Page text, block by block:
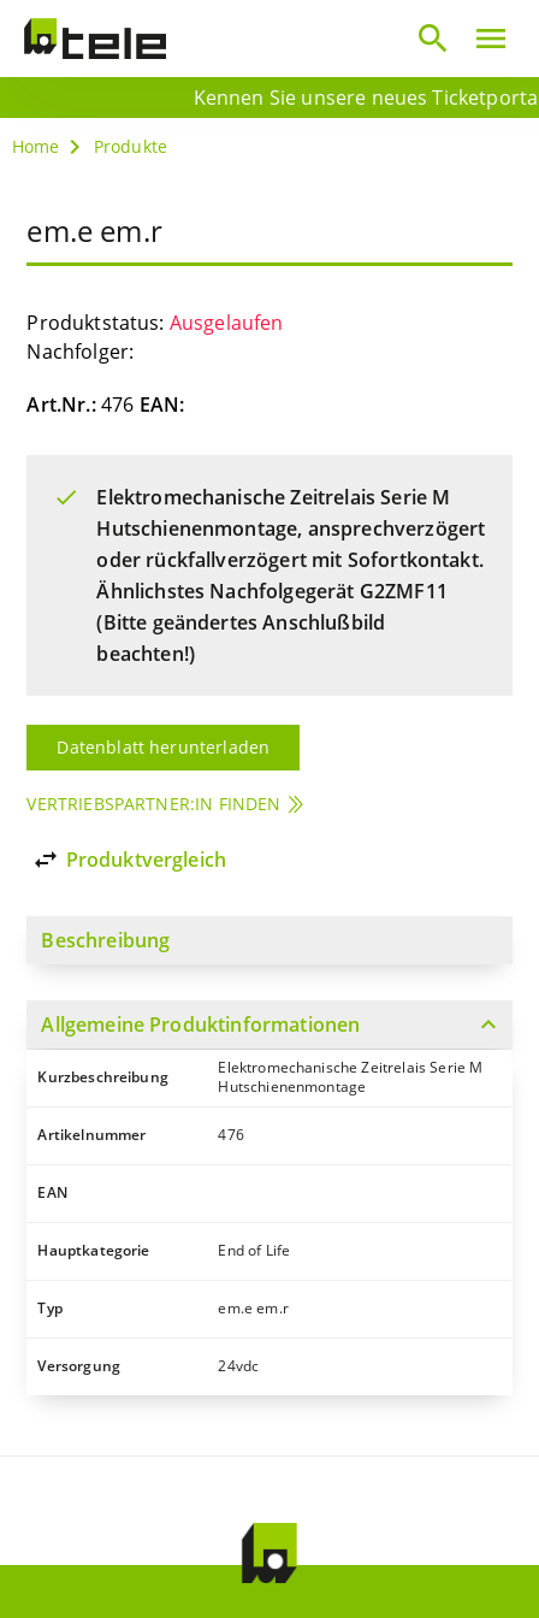
Kennen Sie unsere neues
menu
search
Home Produkte
em.e em.r
Produktstatus: Ausgelaufen
Nachfolger:
Art.Nr.:476 EAN:
Elektromechanische Zeitrelais Serie M
Hutschienenmontage, ansprechverzögert
oder rückfallverzögert mit Sofortkontakt.
Ähnlichstes Nachfolgegerät G2ZMF11
(Bitte geändertes Anschlußbild
beachten!)
Datenblatt herunterladen
VERTRIEBSPARTNER:IN FINDEN
import_export Produktvergleich
Beschreibung
Allgemeine Produktinformationen expand_more
Kurzbeschreibung
Elektromechanische Zeitrelais Serie M
Hutschienenmontage
Artikelnummer 476
EAN
Hauptkategorie End of Life
Typ em.e em.r
Versorgung 24vdc